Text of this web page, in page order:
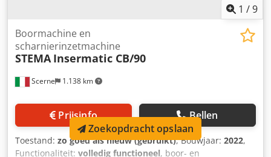
1 /9
Scerne 1.138 km
Boormachine en
scharnierinzetmachine
STEMA Insermatic CB/90
Prijsinfo Bellen
Toestand: zo goed als nieuw (gebruikt), Bouwjaar: 2022,
Functionaliteit: volledig functioneel, boor- en
Zoekopdracht opslaan